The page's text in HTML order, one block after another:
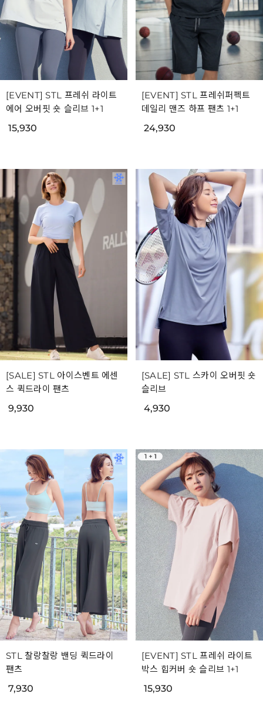
[EVENT] STL 프레쉬 라이트
에어 오버핏 숏 슬리브 1+1
15,930
[EVENT] STL 프레쉬퍼펙트
데일리 맨즈 하프 팬츠 1+1
24,930
[SALE] STL 아이스벤트 에센
스 퀵드라이 팬츠
9,930
[SALE] STL 스카이 오버핏 숏
슬리브
4,930
STL 찰랑찰랑 밴딩 퀵드라이
팬츠
7,930
[EVENT] STL 프레쉬 라이트
박스 힙커버 숏 슬리브 1+1
15,930